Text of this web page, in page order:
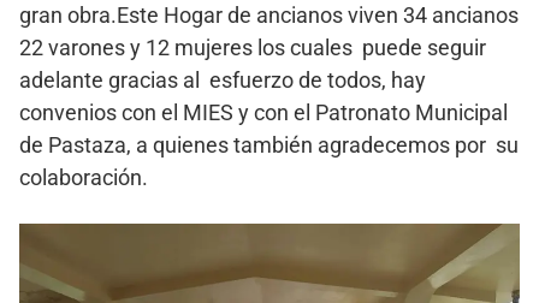
gran obra.Este Hogar de ancianos viven 34 ancianos
22 varones y 12 mujeres los cuales puede seguir
adelante gracias al esfuerzo de todos, hay
convenios con el MIES y con el Patronato Municipal
de Pastaza, a quienes también agradecemos por su
colaboración.